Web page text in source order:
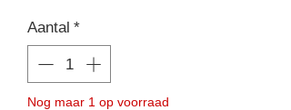
Aantal *
Nog maar 1 op voorraad